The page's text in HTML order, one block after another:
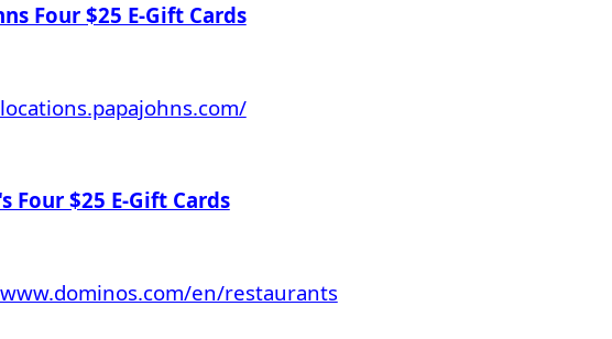
Four $25 E-Gift Cards
Four $25 E-Gift Cards
en/restaurants